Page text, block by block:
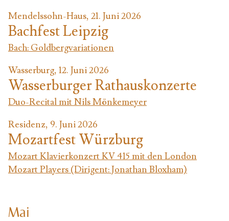
Mendelssohn-Haus, 21. Juni 2026
Bachfest Leipzig
Bach: Goldbergvariationen
Wasserburg, 12. Juni 2026
Wasserburger Rathauskonzerte
Duo-Recital mit Nils Mönkemeyer
Residenz, 9. Juni 2026
Mozartfest Würzburg
Mozart Klavierkonzert KV 415 mit den London
Mozart Players (Dirigent: Jonathan Bloxham)
Mai